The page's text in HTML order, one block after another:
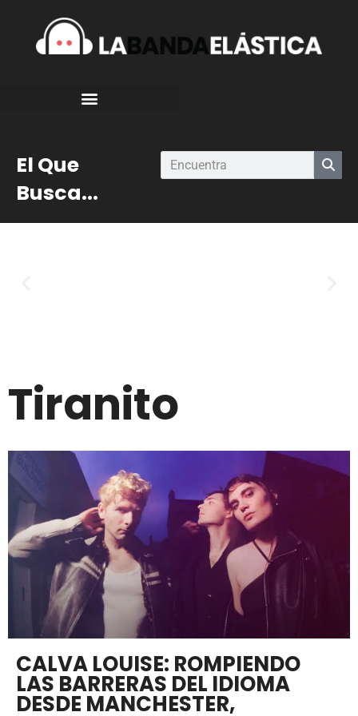
El Que
Busca...
Tiranito
CALVA LOUISE: ROMPIENDO
LAS BARRERAS DEL IDIOMA
DESDE MANCHESTER,